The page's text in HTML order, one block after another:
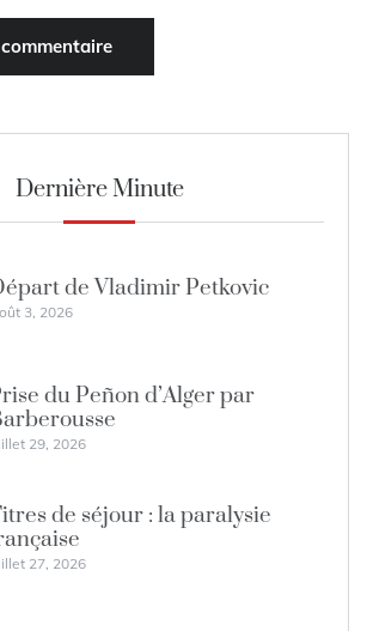
Dernière Minute
de Vladimir Petkovic
3, 2026
du Peñon d’Alger par
29, 2026
de séjour : la paralysie
27, 2026